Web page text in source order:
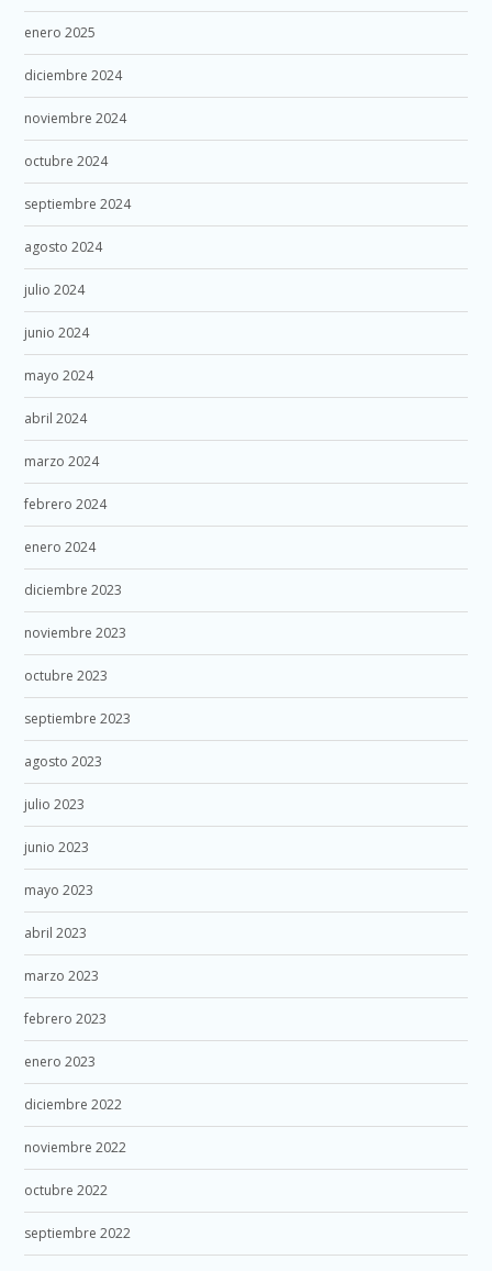
enero 2025
diciembre 2024
noviembre 2024
octubre 2024
septiembre 2024
agosto 2024
julio 2024
junio 2024
mayo 2024
abril 2024
marzo 2024
febrero 2024
enero 2024
diciembre 2023
noviembre 2023
octubre 2023
septiembre 2023
agosto 2023
julio 2023
junio 2023
mayo 2023
abril 2023
marzo 2023
febrero 2023
enero 2023
diciembre 2022
noviembre 2022
octubre 2022
septiembre 2022